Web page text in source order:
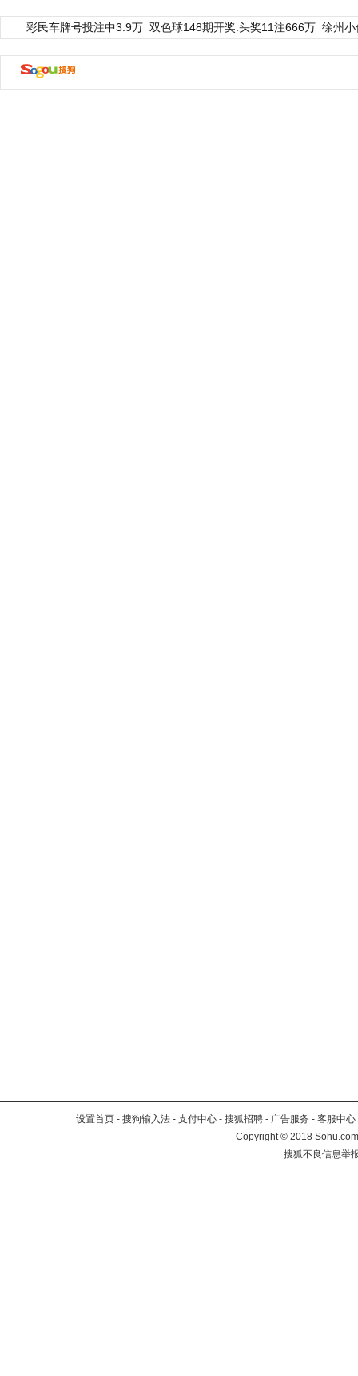
彩民车牌号投注中3.9万 双色球148期开奖:头奖11注666万 徐州
设置首页 - 搜狗输入法 - 支付中心 - 搜狐招聘 - 广告服务 - 客服中心
Copyright©2018
搜狐不良信息举